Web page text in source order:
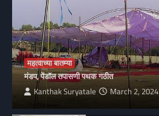
महत्वाच्या बातम्या
मंडप, पेंडॉल तपासणी पथक गठीत
Kanthak Suryatale March 2, 2024